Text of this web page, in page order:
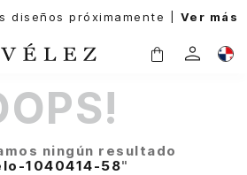
diseños próximamente | Ver más
ningún resultado
1040414-58"